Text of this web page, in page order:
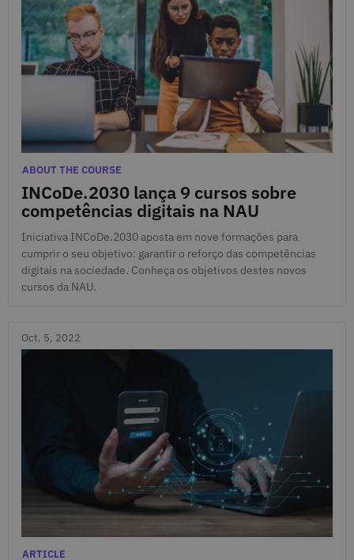
INCoDe.2030 lança 9 cursos sobre
competências digitais na NAU
Oct. 19, 2022
Categories
ABOUT THE COURSE
Iniciativa INCoDe.2030 aposta em nove formações para
cumprir o seu objetivo: garantir o reforço das competências
digitais na sociedade. Conheça os objetivos destes novos
cursos da NAU.
Oct. 5, 2022
Oct. 5, 2022
Categories
ARTICLE